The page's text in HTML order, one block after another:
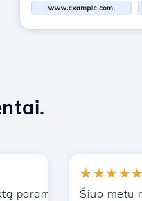
pažįstamiems.
★★★★★
Šiuo metu